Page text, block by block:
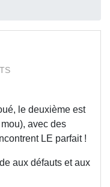
le deuxième est
avec des
LE parfait !
aux défauts et aux